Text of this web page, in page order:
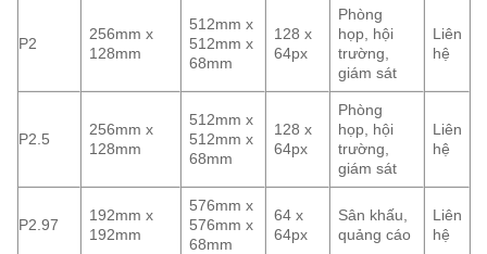
P2
256mm x
128mm
512mm x
512mm x
68mm
128 x
64px
Phòng
họp, hội
trường,
giám sát
Liên
hệ
P2.5
256mm x
128mm
512mm x
512mm x
68mm
128 x
64px
Phòng
họp, hội
trường,
giám sát
Liên
hệ
P2.97
192mm x
192mm
576mm x
576mm x
68mm
64 x
64px
Sân khấu,
quảng cáo
Liên
hệ